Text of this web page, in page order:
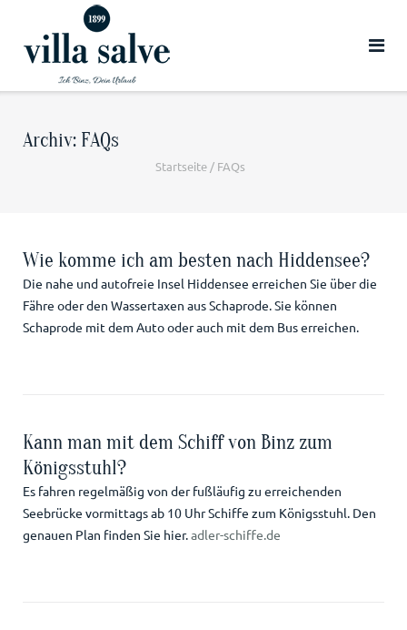
Angebot
Archiv: FAQs
Startseite / FAQs
Wie komme ich am besten nach Hiddensee?
Die nahe und autofreie Insel Hiddensee erreichen Sie über die
Fähre oder den Wassertaxen aus Schaprode. Sie können
Schaprode mit dem Auto oder auch mit dem Bus erreichen.
Kann man mit dem Schiff von Binz zum
Königsstuhl?
Es fahren regelmäßig von der fußläufig zu erreichenden
Seebrücke vormittags ab 10 Uhr Schiffe zum Königsstuhl. Den
genauen Plan finden Sie hier.adler-schiffe.de